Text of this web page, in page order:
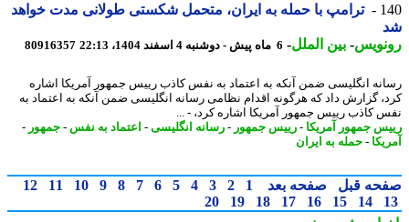
ترامپ با حمله به ایران، متحمل شکستی طولانی مدت خواهد
-بین الملل-6 ماه پیش - دوشنبه 4 اسفند 1404، 22:13 80916357
انگلیسی ضمن آنکه به اعتماد به نفس کاذب رییس جمهور آمریکا اشاره
گزارش داد که هرگونه اقدام نظامی رسانه انگلیسی ضمن آنکه به اعتماد به
کاذب رییس جمهور آمریکا اشاره کرد، - ...
جمهور آمریکا- رییس جمهور-رسانه انگلیسی-اعتماد به نفس-جمهور-
- حمله به ایران
قبل صفحه بعد 1
2
3
4
5
6
7
8
9
10
11
12
14
15
16
17
18
19
20